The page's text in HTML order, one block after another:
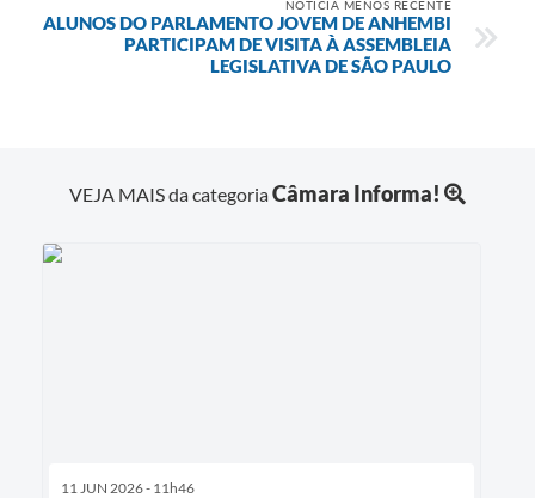
NOTÍCIA MENOS RECENTE
ALUNOS DO PARLAMENTO JOVEM DE ANHEMBI
PARTICIPAM DE VISITA À ASSEMBLEIA
LEGISLATIVA DE SÃO PAULO
VEJA MAIS da categoriaCâmara Informa!
11 JUN 2026 - 11h46